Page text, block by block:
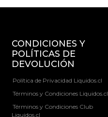
CONDICIONES Y
POLÍTICAS DE
DEVOLUCIÓN
Política de Privacidad Liquidos.cl
Términos y Condiciones Liquidos.cl
Términos y Condiciones Club
Liquidos.cl